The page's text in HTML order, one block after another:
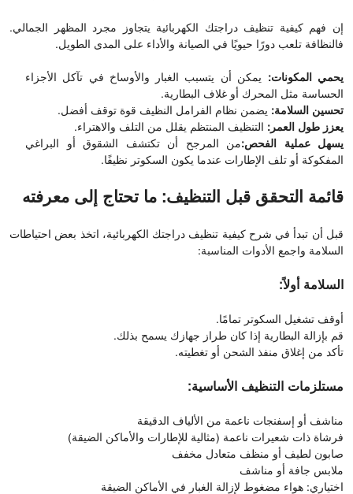
إن فهم كيفية تنظيف دراجتك الكهربائية يتجاوز مجرد المظهر الجمالي.
فالنظافة تلعب دورًا حيويًا في الصيانة والأداء على المدى الطويل.
يحمي المكونات: يمكن أن يتسبب الغبار والأوساخ في تآكل الأجزاء
الحساسة مثل المحرك أو غلاف البطارية.
تحسين السلامة: يضمن نظام الفرامل النظيف قوة توقف أفضل.
يعزز طول العمر: التنظيف المنتظم يقلل من التلف والاهتراء.
يسهل عملية الفحص:من المرجح أن تكتشف الشقوق أو البراغي
المفكوكة أو تلف الإطارات عندما يكون السكوتر نظيفًا.
قائمة التحقق قبل التنظيف: ما تحتاج إلى معرفته
قبل أن تبدأ في شرح كيفية تنظيف دراجتك الكهربائية، اتخذ بعض احتياطات
السلامة واجمع الأدوات المناسبة:
السلامة أولاً:
أوقف تشغيل السكوتر تمامًا.
قم بإزالة البطارية إذا كان طراز جهازك يسمح بذلك.
تأكد من إغلاق منفذ الشحن أو تغطيته.
مستلزمات التنظيف الأساسية:
مناشف أو إسفنجات ناعمة من الألياف الدقيقة
فرشاة ذات شعيرات ناعمة (مثالية للإطارات والأماكن الضيقة)
صابون لطيف أو منظف متعادل مخفف
ملابس جافة أو مناشف
اختياري: هواء مضغوط لإزالة الغبار في الأماكن الضيقة